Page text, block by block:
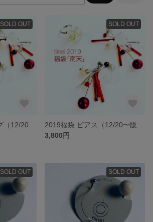
SOLD OUT SOLD OUT
3,800円
SOLD OUT SOLD OUT